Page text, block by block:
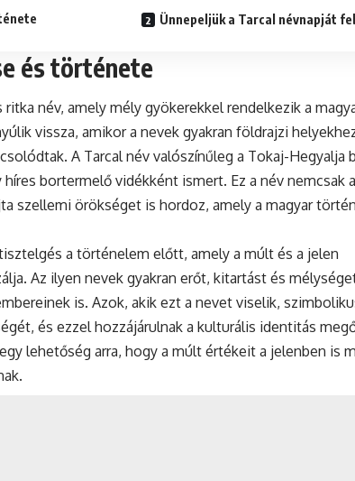
Ünnepeljük a Tarcal névnapját
és története
név, amely mély gyökerekkel rendelkezik a
vissza, amikor a nevek gyakran földrajzi
A Tarcal név valószínűleg a Tokaj-Hegyalja
bortermelő vidékként ismert. Ez a név nemcsak
szellemi örökséget is hordoz, amely a magyar
a történelem előtt, amely a múlt és a jelen
Az ilyen nevek gyakran erőt, kitartást és
is. Azok, akik ezt a nevet viselik,
és ezzel hozzájárulnak a kulturális identitás
lehetőség arra, hogy a múlt értékeit a jelenben is